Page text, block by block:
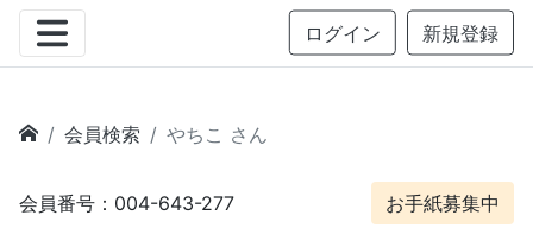
ログイン 新規登録
会員検索 やちこ さん
会員番号：004-643-277 お手紙募集中